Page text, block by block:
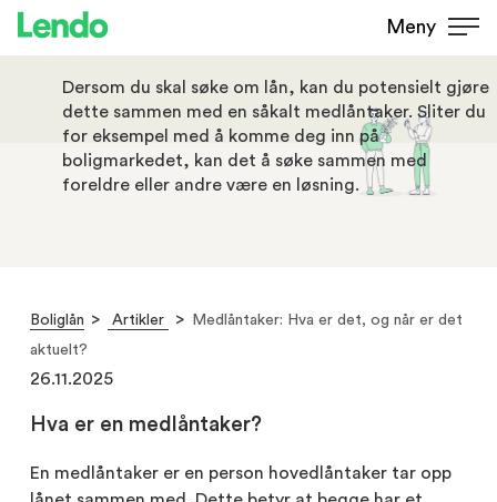
Meny
Medlåntaker: Hva er det, og når
er det aktuelt?
Dersom du skal søke om lån, kan du potensielt gjøre
dette sammen med en såkalt medlåntaker. Sliter du
for eksempel med å komme deg inn på
boligmarkedet, kan det å søke sammen med
foreldre eller andre være en løsning.
Boliglån Artikler
Medlåntaker: Hva er det, og når er det
aktuelt?
26.11.2025
Hva er en medlåntaker?
En medlåntaker er en person hovedlåntaker tar opp